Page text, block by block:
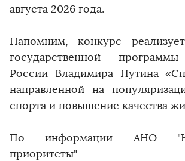
августа 2026 года.
Напомним, конкурс
государственной
России Владимира Путина
направленной на
спорта и повышение качества
По информации АНО
приоритеты"